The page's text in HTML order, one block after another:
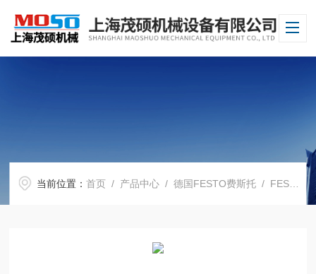
当前位置：首页 / 产品中心 /德国FESTO费斯托 / FESTO电磁阀